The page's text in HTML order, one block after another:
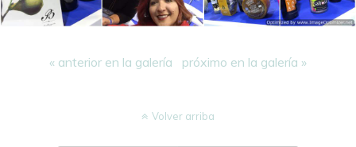
« anterior en la galería próximo en la galería »
Volver arriba